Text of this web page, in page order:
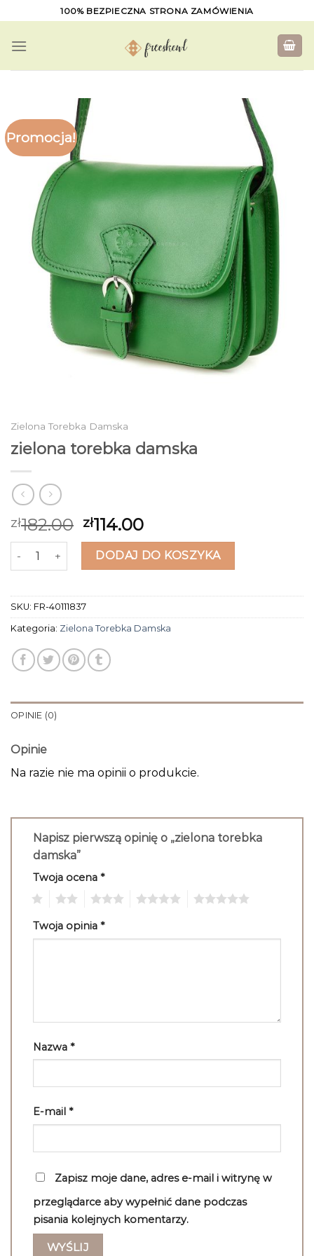
to
content
100% BEZPIECZNA STRONA ZAMÓWIENIA
Promocja!
Zielona Torebka Damska
zielona torebka damska
zł182.00 zł114.00
ilość zielona torebka damskaDODAJ DO KOSZYKA
SKU: FR-40111837
Kategoria: Zielona Torebka Damska
OPINIE (0)
Opinie
Na razie nie ma opinii o produkcie.
Napisz pierwszą opinię o „zielona torebka
damska”
Twoja ocena *
Twoja opinia *
Nazwa *
E-mail *
Zapisz moje dane, adres e-mail i witrynę w
przeglądarce aby wypełnić dane podczas
pisania kolejnych komentarzy.